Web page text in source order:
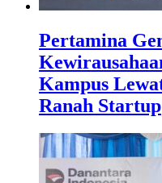
Pertamina
Kampus
Ranah Startup